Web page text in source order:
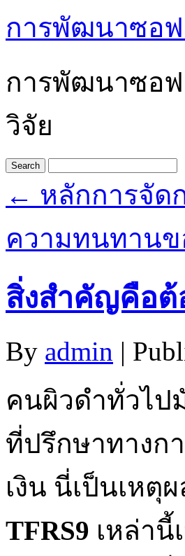
การพัฒนาซอ
การพัฒนาซอฟ
วิจัย
← หลักการจัด
ความทนทานข
สิ่งสำคัญคือต้
By admin |
คนผิวดำทั่วไป
ที่ปรึกษาทางกา
เงิน นี่เป็นเหตุ
TFRS9 เหล่า